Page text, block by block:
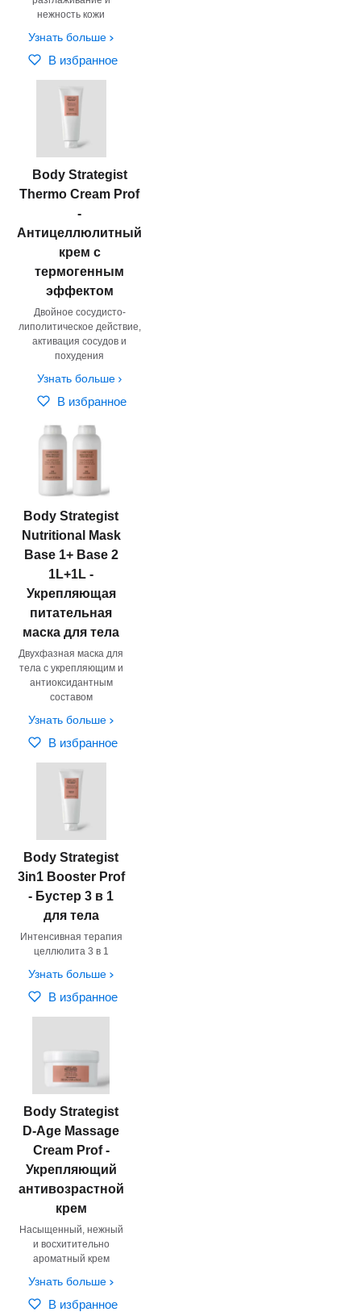
нежность кожи
Узнать больше
В избранное
Body Strategist
Thermo Cream Prof
-
Антицеллюлитный
крем с
термогенным
эффектом
Двойное сосудисто-
липолитическое действие,
активация сосудов и
похудения
Узнать больше
В избранное
Body Strategist
Nutritional Mask
Base 1+ Base 2
1L+1L -
Укрепляющая
питательная
маска для тела
Двухфазная маска для
тела c укрепляющим и
антиоксидантным
составом
Узнать больше
В избранное
Body Strategist
3in1 Booster Prof
- Бустер 3 в 1
для тела
Интенсивная терапия
целлюлита 3 в 1
Узнать больше
В избранное
Body Strategist
D-Age Massage
Cream Prof -
Укрепляющий
антивозрастной
крем
Насыщенный, нежный
и восхитительно
ароматный крем
Узнать больше
В избранное